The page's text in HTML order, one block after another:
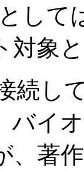
して
対象
続し
バイ
、著